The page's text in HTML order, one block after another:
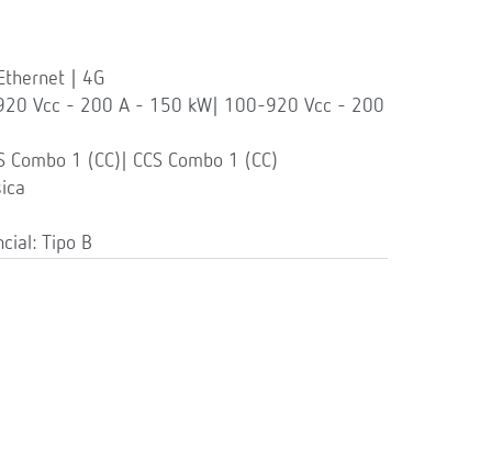
| 4G
Vcc - 200 A - 150 kW| 100-920 Vcc - 200
Combo 1 (CC)| CCS Combo 1 (CC)
Tipo B